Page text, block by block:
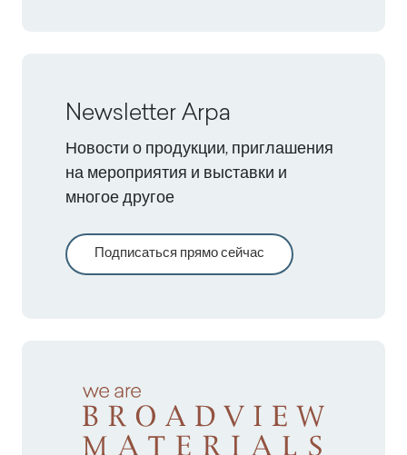
Newsletter Arpa
Новости о продукции, приглашения
на мероприятия и выставки и
многое другое
Подписаться прямо сейчас